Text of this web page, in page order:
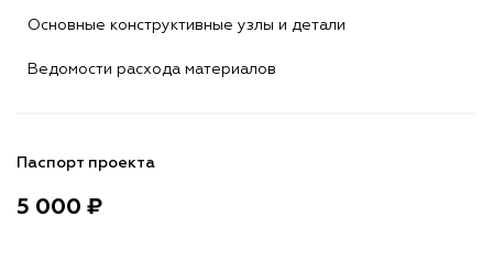
Основные конструктивные узлы и детали
Ведомости расхода материалов
Паспорт проекта
5 000 ₽